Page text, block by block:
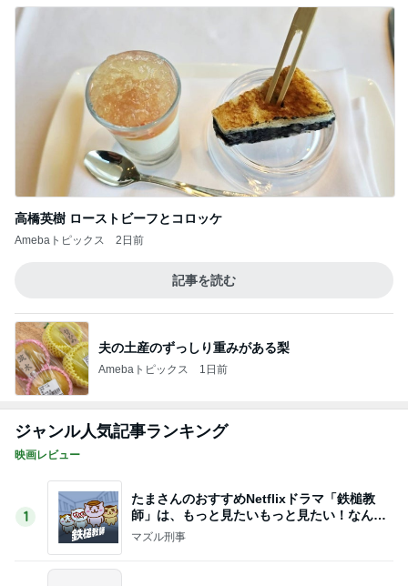
高橋英樹 ローストビーフとコロッケ
Amebaトピックス 2日前
記事を読む
夫の土産のずっしり重みがある梨
Amebaトピックス 1日前
ジャンル人気記事ランキング
映画レビュー
1
たまさんのおすすめNetflixドラマ「鉄槌教
師」は、もっと見たいもっと見たい！なんで1
0話完？
マズル刑事